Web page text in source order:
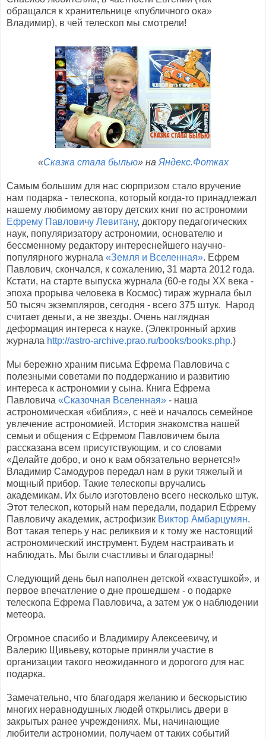
обращался к хранительнице «публичного ока»
Владимир), в чей телескоп мы смотрели!
«Сказка стала былью» на Яндекс.Фотках
Самым большим для нас сюрпризом стало вручение
нам подарка - телескопа, который когда-то принадлежал
нашему любимому автору детских книг по астрономии
Ефрему Павловичу Левитану, доктору педагогических
наук, популяризатору астрономии, основателю и
бессменному редактору интереснейшего научно-
популярного журнала «Земля и Вселенная». Ефрем
Павлович, скончался, к сожалению, 31 марта 2012 года.
Кстати, на старте выпуска журнала (60-е годы XX века -
эпоха прорыва человека в Космос) тираж журнала был
50 тысяч экземпляров, сегодня - всего 375 штук. Народ
считает деньги, а не звезды. Очень наглядная
деформация интереса к науке. (Электронный архив
журнала http://astro-archive.prao.ru/books/books.php.)
Мы бережно храним письма Ефрема Павловича с
полезными советами по поддержанию и развитию
интереса к астрономии у сына. Книга Ефрема
Павловича «Сказочная Вселенная» - наша
астрономическая «библия», с неё и началось семейное
увлечение астрономией. История знакомства нашей
семьи и общения с Ефремом Павловичем была
рассказана всем присутствующим, и со словами
«Делайте добро, и оно к вам обязательно вернется!»
Владимир Самодуров передал нам в руки тяжелый и
мощный прибор. Такие телескопы вручались
академикам. Их было изготовлено всего несколько штук.
Этот телескоп, который нам передали, подарил Ефрему
Павловичу академик, астрофизик Виктор Амбарцумян.
Вот такая теперь у нас реликвия и к тому же настоящий
астрономический инструмент. Будем настраивать и
наблюдать. Мы были счастливы и благодарны!
Следующий день был наполнен детской «хвастушкой», и
первое впечатление о дне прошедшем - о подарке
телескопа Ефрема Павловича, а затем уж о наблюдении
метеора.
Огромное спасибо и Владимиру Алексеевичу, и
Валерию Щивьеву, которые приняли участие в
организации такого неожиданного и дорогого для нас
подарка.
Замечательно, что благодаря желанию и бескорыстию
многих неравнодушных людей открылись двери в
закрытых ранее учреждениях. Мы, начинающие
любители астрономии, получаем от таких событий